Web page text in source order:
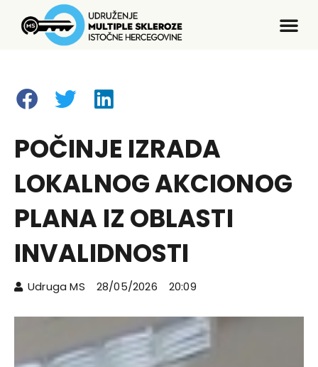
POČINJE IZRADA
LOKALNOG AKCIONOG
PLANA IZ OBLASTI
INVALIDNOSTI
Udruga MS 28/05/2026 20:09